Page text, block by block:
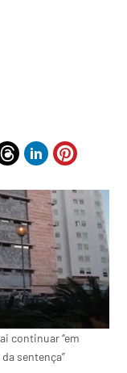
continuar “em
sentença”